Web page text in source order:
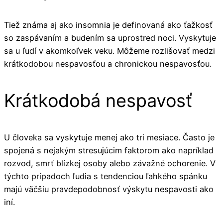
Tiež známa aj ako insomnia je definovaná ako ťažkosť
so zaspávaním a budením sa uprostred noci. Vyskytuje
sa u ľudí v akomkoľvek veku. Môžeme rozlišovať medzi
krátkodobou nespavosťou a chronickou nespavosťou.
Krátkodobá nespavosť
U človeka sa vyskytuje menej ako tri mesiace. Často je
spojená s nejakým stresujúcim faktorom ako napríklad
rozvod, smrť blízkej osoby alebo závažné ochorenie. V
týchto prípadoch ľudia s tendenciou ľahkého spánku
majú väčšiu pravdepodobnosť výskytu nespavosti ako
iní.